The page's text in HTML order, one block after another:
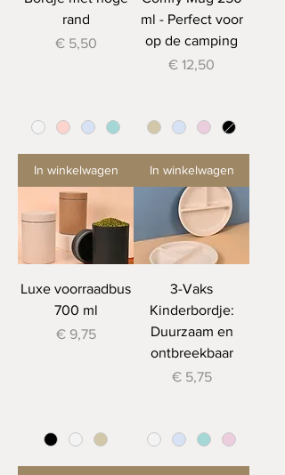
rand
Prijs
€ 5,50
In winkelwagen
ml - Perfect voor
op de camping
Prijs
€ 12,50
In winkelwagen
Luxe voorraadbus
700 ml
Prijs
€ 9,75
3-Vaks
Kinderbordje:
Duurzaam en
ontbreekbaar
Prijs
€ 5,75